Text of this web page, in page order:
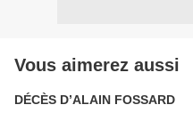
Vous aimerez aussi
DÉCÈS D’ALAIN FOSSARD